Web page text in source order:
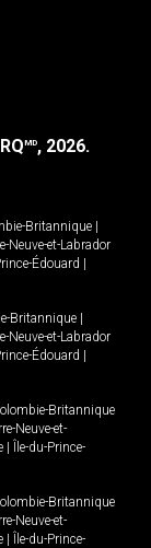
MD, 2026.
Britannique
Neuve-et-Labrador
Édouard
Britannique
Neuve-et-Labrador
Édouard
Britannique
Neuve-et-
Île-du-Prince-
Britannique
Neuve-et-
Île-du-Prince-